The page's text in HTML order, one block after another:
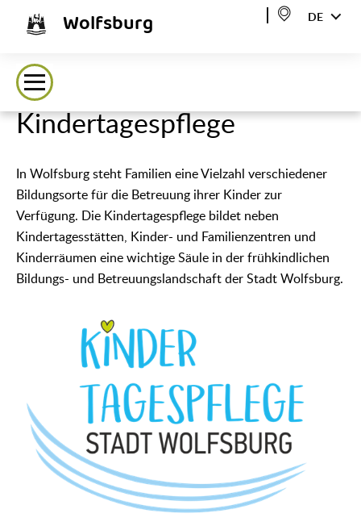
Wolfsburg DE
Kindertagespflege
In Wolfsburg steht Familien eine Vielzahl verschiedener
Bildungsorte für die Betreuung ihrer Kinder zur
Verfügung. Die Kindertagespflege bildet neben
Kindertagesstätten, Kinder- und Familienzentren und
Kinderräumen eine wichtige Säule in der frühkindlichen
Bildungs- und Betreuungslandschaft der Stadt Wolfsburg.